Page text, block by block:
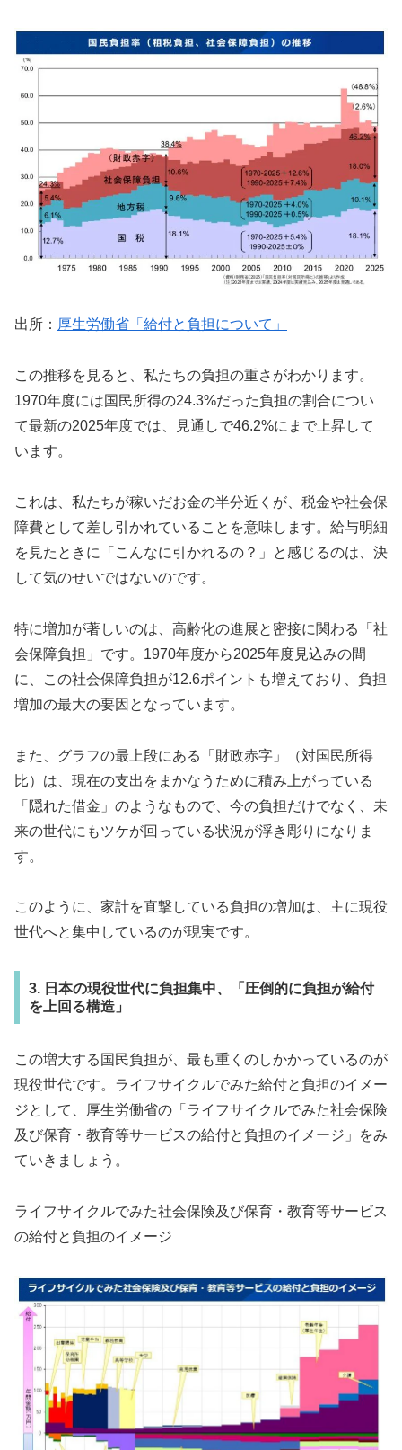
出所： 厚生労働省「給付と負担について」
この推移を見ると、私たちの負担の重さがわかります。
1970年度には国民所得の24.3%だった負担の割合につい
て最新の2025年度では、見通しで46.2%にまで上昇して
います。
これは、私たちが稼いだお金の半分近くが、税金や社会保
障費として差し引かれていることを意味します。給与明細
を見たときに「こんなに引かれるの？」と感じるのは、決
して気のせいではないのです。
特に増加が著しいのは、高齢化の進展と密接に関わる「社
会保障負担」です。1970年度から2025年度見込みの間
に、この社会保障負担が12.6ポイントも増えており、負担
増加の最大の要因となっています。
また、グラフの最上段にある「財政赤字」（対国民所得
比）は、現在の支出をまかなうために積み上がっている
「隠れた借金」のようなもので、今の負担だけでなく、未
来の世代にもツケが回っている状況が浮き彫りになりま
す。
このように、家計を直撃している負担の増加は、主に現役
世代へと集中しているのが現実です。
3. 日本の現役世代に負担集中、「圧倒的に負担が給付
を上回る構造」
この増大する国民負担が、最も重くのしかかっているのが
現役世代です。ライフサイクルでみた給付と負担のイメー
ジとして、厚生労働省の「ライフサイクルでみた社会保険
及び保育・教育等サービスの給付と負担のイメージ」をみ
ていきましょう。
ライフサイクルでみた社会保険及び保育・教育等サービス
の給付と負担のイメージ